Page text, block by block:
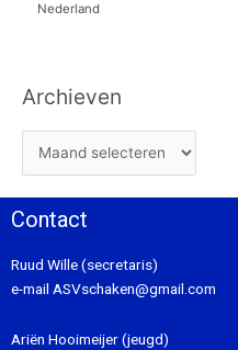
Nederland
Archieven
Contact
Ruud Wille (secretaris)
e-mail ASVschaken@gmail.com
Ariën Hooimeijer (jeugd)